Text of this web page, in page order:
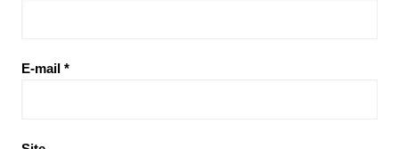
E-mail *